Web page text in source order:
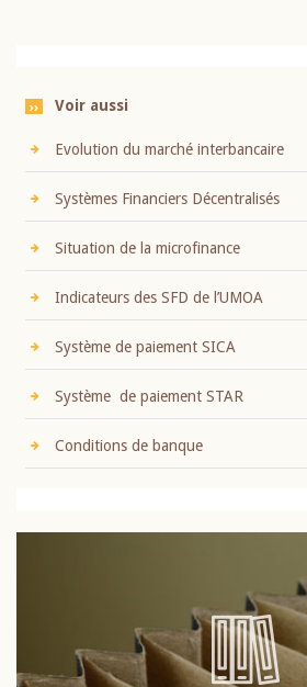
Voir aussi
Evolution du marché interbancaire
Systèmes Financiers Décentralisés
Situation de la microfinance
Indicateurs des SFD de l’UMOA
Système de paiement SICA
Système de paiement STAR
Conditions de banque